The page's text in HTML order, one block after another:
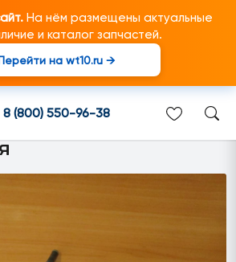
На нём размещены актуальные
и каталог запчастей.
на wt10.ru →
8 (800) 550-96-38
Трубопровод в
подходит для
марки Scania/